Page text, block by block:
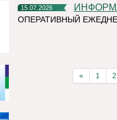
15.07.2026
ОПЕРАТИВНЫЙ
« 1 2